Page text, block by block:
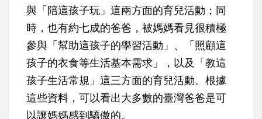
與「陪這孩子玩」這兩方面的育兒活動；同
時，也有約七成的爸爸，被媽媽看見很積極
參與「幫助這孩子的學習活動」、「照顧這
孩子的衣食等生活基本需求」，以及「教這
孩子生活常規」這三方面的育兒活動。根據
這些資料，可以看出大多數的臺灣爸爸是可
以讓媽媽感到驕傲的。